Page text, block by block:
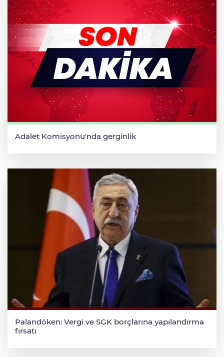
Adalet Komisyonu'nda gerginlik
Palandöken: Vergi ve SGK borçlarına yapılandırma
fırsatı